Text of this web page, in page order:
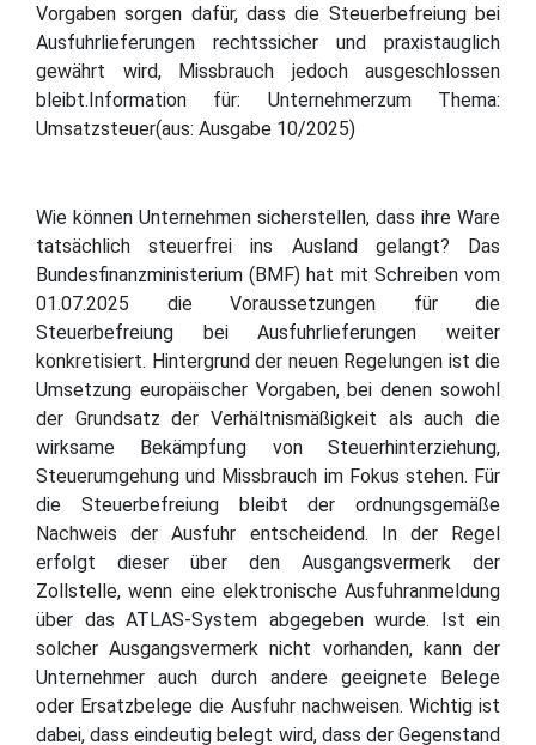
Vorgaben sorgen dafür, dass die Steuerbefreiung bei
Ausfuhrlieferungen rechtssicher und praxistauglich
gewährt wird, Missbrauch jedoch ausgeschlossen
bleibt.Information für: Unternehmerzum Thema:
Umsatzsteuer(aus: Ausgabe 10/2025)
Wie können Unternehmen sicherstellen, dass ihre Ware
tatsächlich steuerfrei ins Ausland gelangt? Das
Bundesfinanzministerium (BMF) hat mit Schreiben vom
01.07.2025 die Voraussetzungen für die
Steuerbefreiung bei Ausfuhrlieferungen weiter
konkretisiert. Hintergrund der neuen Regelungen ist die
Umsetzung europäischer Vorgaben, bei denen sowohl
der Grundsatz der Verhältnismäßigkeit als auch die
wirksame Bekämpfung von Steuerhinterziehung,
Steuerumgehung und Missbrauch im Fokus stehen. Für
die Steuerbefreiung bleibt der ordnungsgemäße
Nachweis der Ausfuhr entscheidend. In der Regel
erfolgt dieser über den Ausgangsvermerk der
Zollstelle, wenn eine elektronische Ausfuhranmeldung
über das ATLAS-System abgegeben wurde. Ist ein
solcher Ausgangsvermerk nicht vorhanden, kann der
Unternehmer auch durch andere geeignete Belege
oder Ersatzbelege die Ausfuhr nachweisen. Wichtig ist
dabei, dass eindeutig belegt wird, dass der Gegenstand